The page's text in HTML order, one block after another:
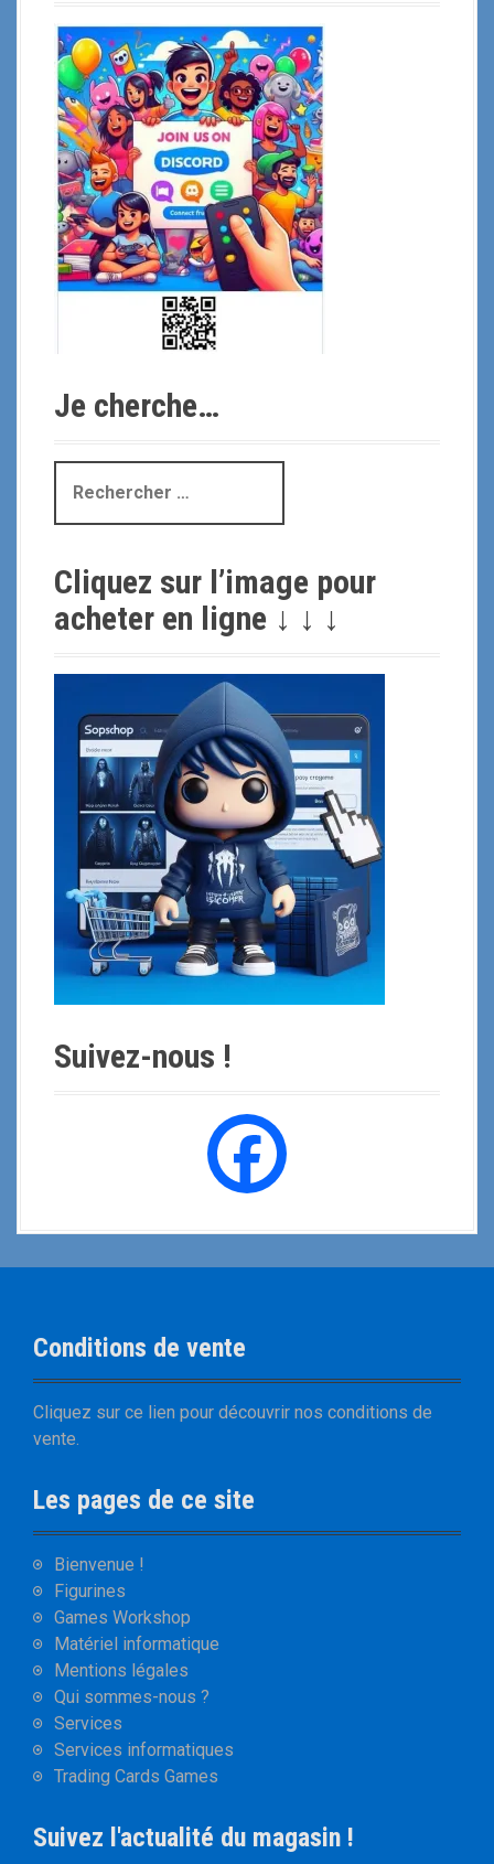
Je cherche…
c
e
c
Cliquez sur l’image pour
acheter en ligne ↓ ↓ ↓
Suivez-nous !
Conditions de vente
Cliquez sur ce lien pour découvrir nos conditions de
vente.
Les pages de ce site
Bienvenue !
Figurines
Games Workshop
Matériel informatique
Mentions légales
Qui sommes-nous ?
Services
Services informatiques
Trading Cards Games
Suivez l'actualité du magasin !